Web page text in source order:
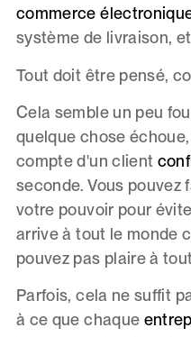
commerce
système de livraison,
Tout doit être pensé,
Cela semble un peu
quelque chose
compte d'un client
seconde. Vous pouvez
votre pouvoir pour
arrive à tout le monde
pouvez pas plaire à
Parfois, cela ne suffit
à ce que chaque